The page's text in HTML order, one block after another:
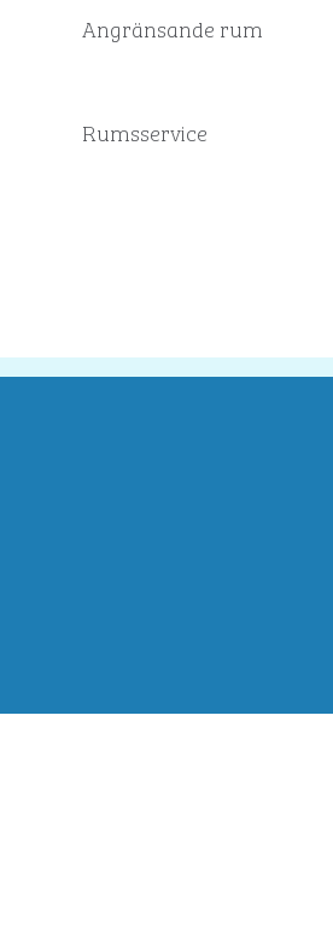
Angränsande rum
Rumsservice